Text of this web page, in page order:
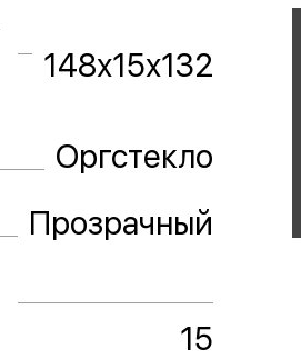
148х15х132
Оргстекло
Прозрачный
15